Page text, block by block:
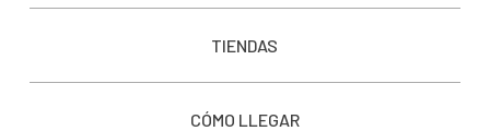
TIENDAS
CÓMO LLEGAR